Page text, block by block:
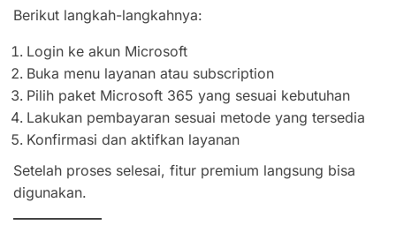
Berikut langkah-langkahnya:
Login ke akun Microsoft
Buka menu layanan atau subscription
Pilih paket Microsoft 365 yang sesuai kebutuhan
Lakukan pembayaran sesuai metode yang tersedia
Konfirmasi dan aktifkan layanan
Setelah proses selesai, fitur premium langsung bisa
digunakan.